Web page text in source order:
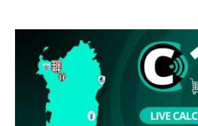
FANTA 131 LIVE | La
fantacalcio: le novità di